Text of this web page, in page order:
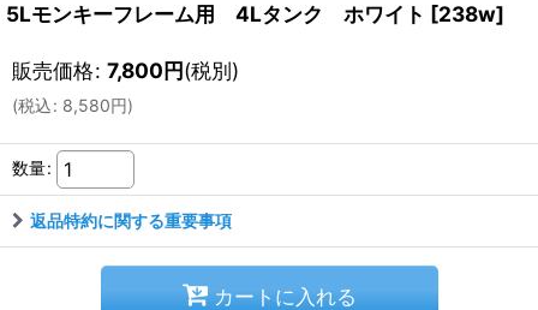
5Lモンキーフレーム用 4Lタンク ホワイト [238w]
販売価格: 7,800円(税別)
(税込: 8,580円)
数量:
返品特約に関する重要事項
カートに入れる